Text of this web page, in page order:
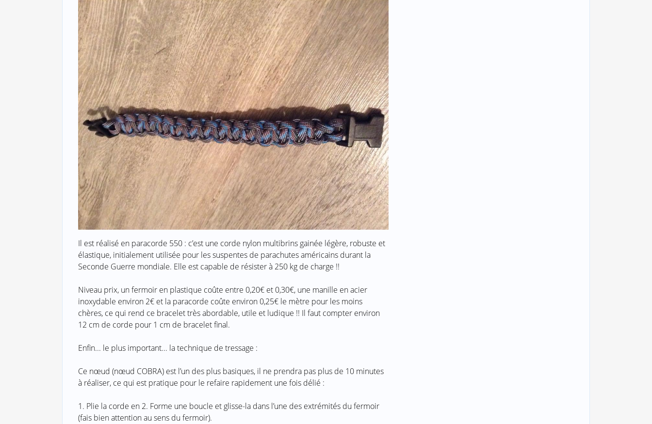
Il est réalisé en paracorde 550 : c’est une corde nylon multibrins gainée légère, robuste et
élastique, initialement utilisée pour les suspentes de parachutes américains durant la
Seconde Guerre mondiale. Elle est capable de résister à 250 kg de charge !!
Niveau prix, un fermoir en plastique coûte entre 0,20€ et 0,30€, une manille en acier
inoxydable environ 2€ et la paracorde coûte environ 0,25€ le mètre pour les moins
chères, ce qui rend ce bracelet très abordable, utile et ludique !! Il faut compter environ
12 cm de corde pour 1 cm de bracelet final.
Enfin... le plus important... la technique de tressage :
Ce nœud (nœud COBRA) est l’un des plus basiques, il ne prendra pas plus de 10 minutes
à réaliser, ce qui est pratique pour le refaire rapidement une fois délié :
1. Plie la corde en 2. Forme une boucle et glisse-la dans l’une des extrémités du fermoir
(fais bien attention au sens du fermoir).